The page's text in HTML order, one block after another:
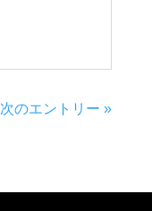
次のエントリー »